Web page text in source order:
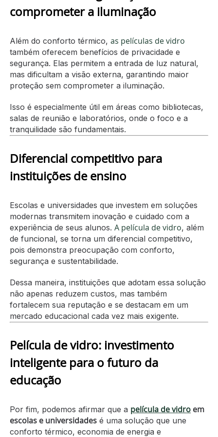
comprometer a iluminação
Além do conforto térmico, as películas de vidro
também oferecem benefícios de privacidade e
segurança. Elas permitem a entrada de luz natural,
mas dificultam a visão externa, garantindo maior
proteção sem comprometer a iluminação.
Isso é especialmente útil em áreas como bibliotecas,
salas de reunião e laboratórios, onde o foco e a
tranquilidade são fundamentais.
Diferencial competitivo para
instituições de ensino
Escolas e universidades que investem em soluções
modernas transmitem inovação e cuidado com a
experiência de seus alunos. A película de vidro, além
de funcional, se torna um diferencial competitivo,
pois demonstra preocupação com conforto,
segurança e sustentabilidade.
Dessa maneira, instituições que adotam essa solução
não apenas reduzem custos, mas também
fortalecem sua reputação e se destacam em um
mercado educacional cada vez mais exigente.
Película de vidro: investimento
inteligente para o futuro da
educação
Por fim, podemos afirmar que a película de vidro em
escolas e universidades é uma solução que une
conforto térmico, economia de energia e